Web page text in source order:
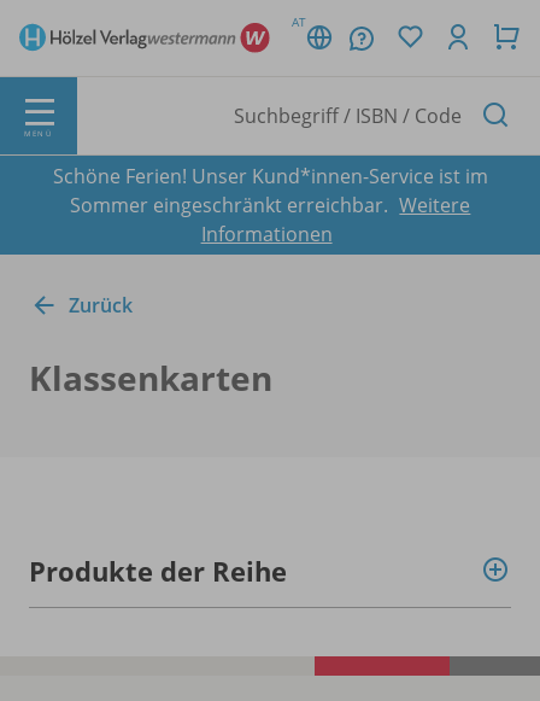
AT
MENÜ
Schöne Ferien! Unser Kund*innen-Service ist im
Sommer eingeschränkt erreichbar. Weitere
Informationen
Zurück
Klassenkarten
Produkte der Reihe